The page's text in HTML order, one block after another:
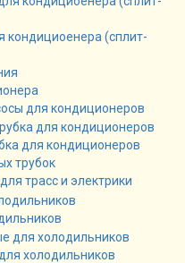
кондициоенера (сплит-
для кондиционеров
для кондиционеров
трубок
трасс и электрики
холодильников